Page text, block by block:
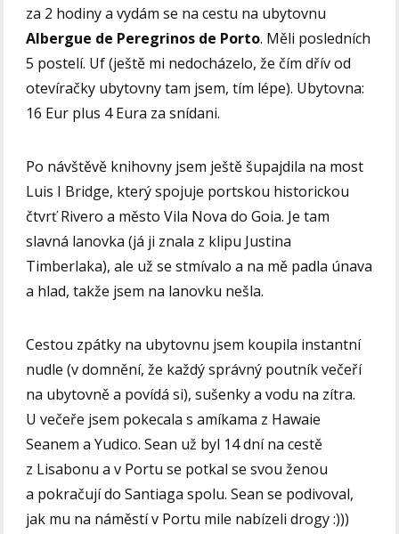
za 2 hodiny a vydám se na cestu na ubytovnu
Albergue de Peregrinos de Porto. Měli posledních
5 postelí. Uf (ještě mi nedocházelo, že čím dřív od
otevíračky ubytovny tam jsem, tím lépe). Ubytovna:
16 Eur plus 4 Eura za snídani.
Po návštěvě knihovny jsem ještě šupajdila na most
Luis I Bridge, který spojuje portskou historickou
čtvrť Rivero a město Vila Nova do Goia. Je tam
slavná lanovka (já ji znala z klipu Justina
Timberlaka), ale už se stmívalo a na mě padla únava
a hlad, takže jsem na lanovku nešla.
Cestou zpátky na ubytovnu jsem koupila instantní
nudle (v domnění, že každý správný poutník večeří
na ubytovně a povídá si), sušenky a vodu na zítra.
U večeře jsem pokecala s amíkama z Hawaie
Seanem a Yudico. Sean už byl 14 dní na cestě
z Lisabonu a v Portu se potkal se svou ženou
a pokračují do Santiaga spolu. Sean se podivoval,
jak mu na náměstí v Portu mile nabízeli drogy :)))